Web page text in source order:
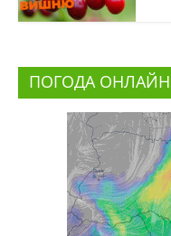
ПОГОДА ОНЛАЙН